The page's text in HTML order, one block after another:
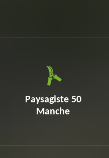
Paysagiste 50
Manche